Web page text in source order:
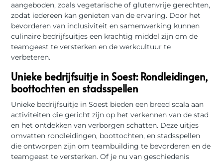
aangeboden, zoals vegetarische of glutenvrije gerechten,
zodat iedereen kan genieten van de ervaring. Door het
bevorderen van inclusiviteit en samenwerking kunnen
culinaire bedrijfsuitjes een krachtig middel zijn om de
teamgeest te versterken en de werkcultuur te
verbeteren.
Unieke bedrijfsuitje in Soest: Rondleidingen,
boottochten en stadsspellen
Unieke bedrijfsuitje in Soest bieden een breed scala aan
activiteiten die gericht zijn op het verkennen van de stad
en het ontdekken van verborgen schatten. Deze uitjes
omvatten rondleidingen, boottochten, en stadsspellen
die ontworpen zijn om teambuilding te bevorderen en de
teamgeest te versterken. Of je nu van geschiedenis